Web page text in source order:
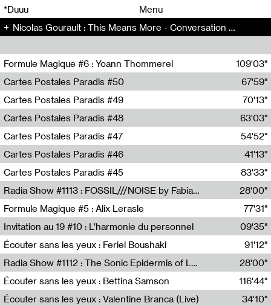
*Duuu
Menu
Nicolas Gourault : This Means More - Conversation (150)
Formule Magique #6 : Yoann Thommerel
Nathalie Lacroix,Yoann Thommerel
109'03"
Cartes Postales Paradis #50
Zoé Leroux
67'59"
Cartes Postales Paradis #49
Aurore Portales
70'13"
Cartes Postales Paradis #48
Mathias Dupaquier
63'03"
Cartes Postales Paradis #47
Raymond Engramer
54'52"
Cartes Postales Paradis #46
Sarah Banville
41'13"
Cartes Postales Paradis #45
Mateo Cuin
83'33"
Radia Show #1113 : FOSSIL///NOISE by Fabiana Gibim / Wave Farm
Wave Farm
28'00"
Formule Magique #5 : Alix Lerasle
Nathalie Lacroix
77'31"
Invitation au 19 #10 : L’harmonie du personnel
19, CRAC
09'35"
Écouter sans les yeux : Feriel Boushaki
Feriel Boushaki
91'12"
Radia Show #1112 : The Sonic Epidermis of Lake Léman by Paul Courlet / Guest Slot
28'00"
Écouter sans les yeux : Bettina Samson
Bettina Samson
116'44"
Écouter sans les yeux : Valentine Branca (Live)
34'10"
00 00
00 00